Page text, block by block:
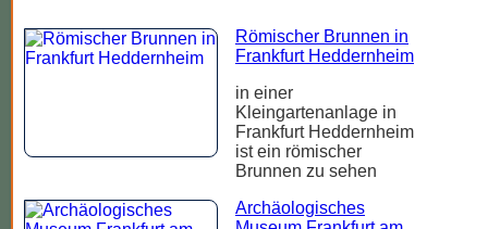
Römischer Brunnen in
Frankfurt Heddernheim
in einer
Kleingartenanlage in
Frankfurt Heddernheim
ist ein römischer
Brunnen zu sehen
Archäologisches